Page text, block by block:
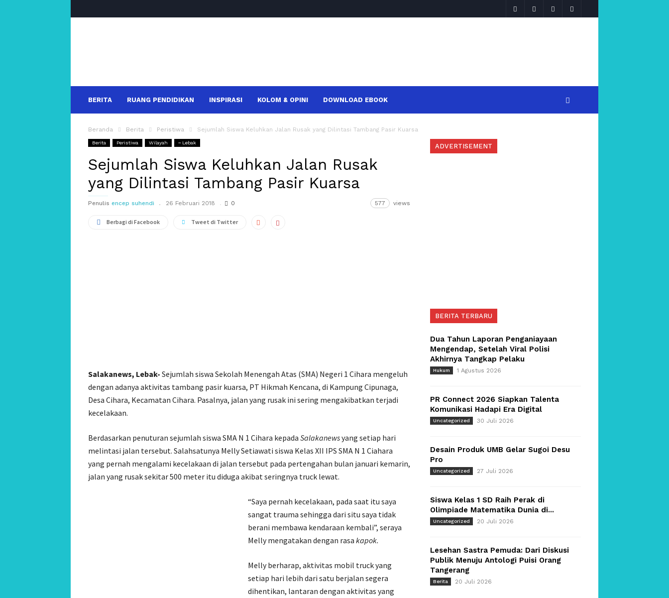
BERITA RUANG PENDIDIKAN INSPIRASI KOLOM & OPINI DOWNLOAD EBOOK
Beranda Berita Peristiwa Sejumlah Siswa Keluhkan Jalan Rusak yang Dilintasi Tambang Pasir Kuarsa
Berita Peristiwa Wilayah ~ Lebak
Sejumlah Siswa Keluhkan Jalan Rusak
yang Dilintasi Tambang Pasir Kuarsa
Penulis encep suhendi 26 Februari 2018 0 577 views
Berbagi di Facebook Tweet di Twitter
Salakanews, Lebak- Sejumlah siswa Sekolah Menengah Atas (SMA) Negeri 1 Cihara mengeluh
dengan adanya aktivitas tambang pasir kuarsa, PT Hikmah Kencana, di Kampung Cipunaga,
Desa Cihara, Kecamatan Cihara. Pasalnya, jalan yang rusak ini sering mengakibatkan terjadi
kecelakaan.
Berdasarkan penuturan sejumlah siswa SMA N 1 Cihara kepada Salakanewsyang setiap hari
melintasi jalan tersebut. Salahsatunya Melly Setiawati siswa Kelas XII IPS SMA N 1 Ciahara
yang pernah mengalami kecelakaan di jalan tersebut pada pertengahan bulan januari kemarin,
jalan yang rusak sekitar 500 meter itu diduga akibat seringnya truck lewat.
“Saya pernah kecelakaan, pada saat itu saya
sangat trauma sehingga dari situ saya tidak
berani membawa kendaraan kembali”, seraya
Melly mengatakan dengan rasa kapok.
Melly berharap, aktivitas mobil truck yang
setiap hari lebih dari satu berjalan segera
dihentikan, lantaran dengan aktivitas yang
ADVERTISEMENT
BERITA TERBARU
Dua Tahun Laporan Penganiayaan
Mengendap, Setelah Viral Polisi
Akhirnya Tangkap Pelaku
Hukum 1 Agustus 2026
PR Connect 2026 Siapkan Talenta
Komunikasi Hadapi Era Digital
Uncategorized 30 Juli 2026
Desain Produk UMB Gelar Sugoi Desu
Pro
Uncategorized 27 Juli 2026
Siswa Kelas 1 SD Raih Perak di
Olimpiade Matematika Dunia di...
Uncategorized 20 Juli 2026
Lesehan Sastra Pemuda: Dari Diskusi
Publik Menuju Antologi Puisi Orang
Tangerang
Berita 20 Juli 2026